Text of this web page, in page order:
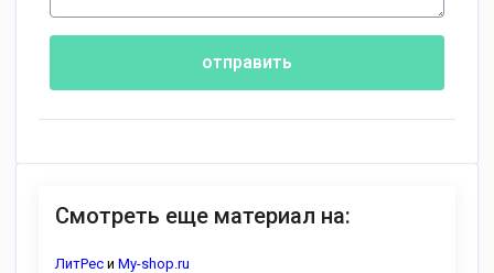
отправить
Смотреть еще материал на:
ЛитРес и My-shop.ru